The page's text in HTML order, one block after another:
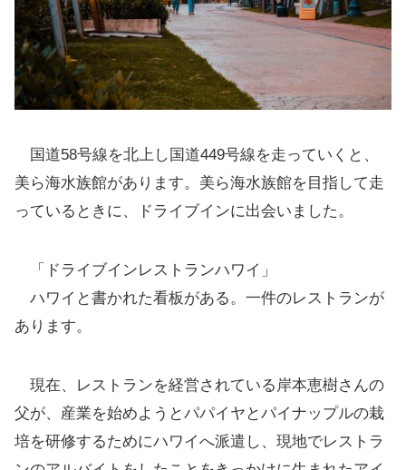
国道58号線を北上し国道449号線を走っていくと、
美ら海水族館があります。美ら海水族館を目指して走
っているときに、ドライブインに出会いました。
「ドライブインレストランハワイ」
ハワイと書かれた看板がある。一件のレストランが
あります。
現在、レストランを経営されている岸本恵樹さんの
父が、産業を始めようとパパイヤとパイナップルの栽
培を研修するためにハワイへ派遣し、現地でレストラ